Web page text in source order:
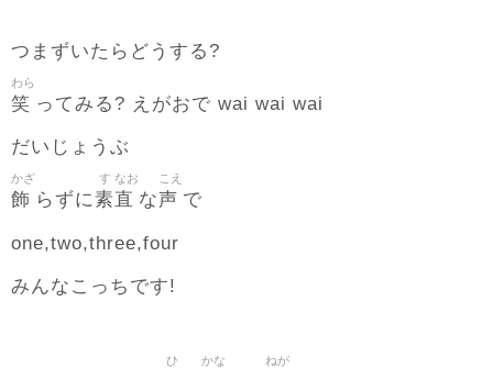
つまずいたらどうする?
笑
わら
ってみる? えがおで wai wai wai
だいじょうぶ
飾
かざ
らずに素
す
直
なお
な声
こえ
で
one,two,three,four
みんなこっちです!
ひ かな ねが